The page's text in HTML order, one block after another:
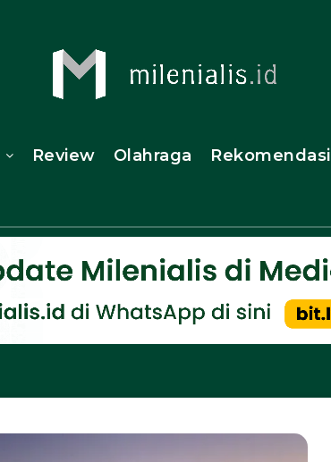
Review Olahraga Rekomendasi